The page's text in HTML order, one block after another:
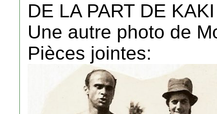
DE LA PART DE KAKI
Une autre photo de
Pièces jointes: